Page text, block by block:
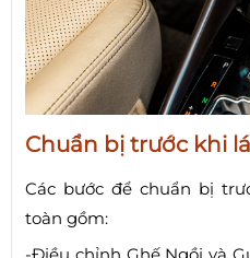
Chuẩn bị trước khi
Các bước để chuẩn bị
toàn gồm: